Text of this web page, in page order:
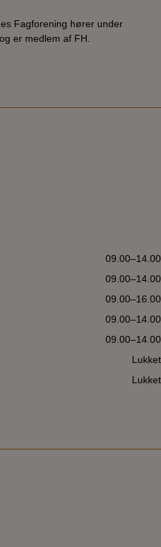
Fagforening hører under
er medlem af FH.
09.00–14.00
09.00–14.00
09.00–16.00
09.00–14.00
09.00–14.00
Lukket
Lukket